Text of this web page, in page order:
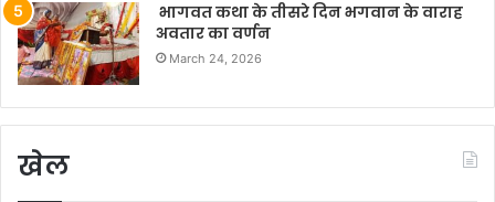
भागवत कथा के तीसरे दिन भगवान के वाराह
अवतार का वर्णन
March 24, 2026
खेल